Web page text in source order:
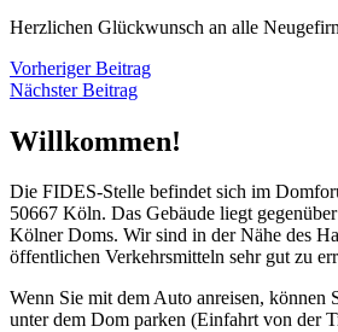
Herzlichen Glückwunsch an alle
Vorheriger Beitrag
Nächster Beitrag
Willkommen!
Die FIDES-Stelle befindet sich im
50667 Köln. Das Gebäude liegt
Kölner Doms. Wir sind in der Nähe des
öffentlichen Verkehrsmitteln sehr gut zu
Wenn Sie mit dem Auto anreisen, können
unter dem Dom parken (Einfahrt von der